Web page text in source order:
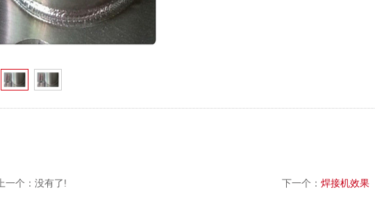
上一个：没有了! 下一个：焊接机效果